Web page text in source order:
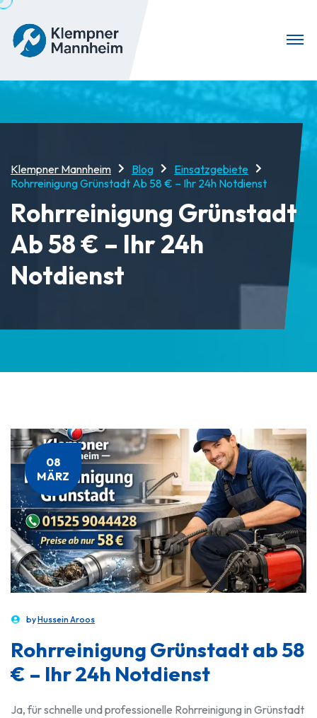
Klempner Mannheim Blog
Einsatzgebiete
Rohrreinigung Grünstadt Ab 58 € – Ihr 24h Notdienst
Rohrreinigung Grünstadt
Ab 58 € – Ihr 24h
Notdienst
08
MÄRZ
byHussein Aroos
Rohrreinigung Grünstadt ab 58
€ – Ihr 24h Notdienst
Ja, für schnelle und professionelle Rohrreinigung in Grünstadt